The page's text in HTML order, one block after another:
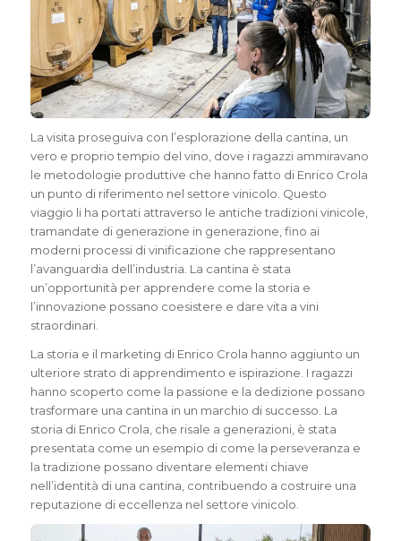
La visita proseguiva con l’esplorazione della cantina, un
vero e proprio tempio del vino, dove i ragazzi ammiravano
le metodologie produttive che hanno fatto di Enrico Crola
un punto di riferimento nel settore vinicolo. Questo
viaggio li ha portati attraverso le antiche tradizioni vinicole,
tramandate di generazione in generazione, fino ai
moderni processi di vinificazione che rappresentano
l’avanguardia dell’industria. La cantina è stata
un’opportunità per apprendere come la storia e
l’innovazione possano coesistere e dare vita a vini
straordinari.
La storia e il marketing di Enrico Crola hanno aggiunto un
ulteriore strato di apprendimento e ispirazione. I ragazzi
hanno scoperto come la passione e la dedizione possano
trasformare una cantina in un marchio di successo. La
storia di Enrico Crola, che risale a generazioni, è stata
presentata come un esempio di come la perseveranza e
la tradizione possano diventare elementi chiave
nell’identità di una cantina, contribuendo a costruire una
reputazione di eccellenza nel settore vinicolo.